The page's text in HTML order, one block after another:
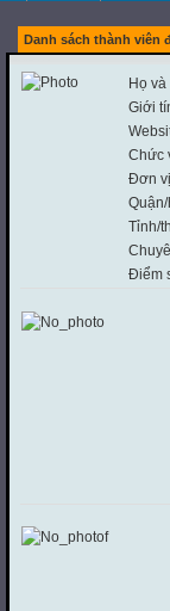
Danh sách thành viên
Họ và
Giới
Chức
Đơn vị
Tỉnh/
Điểm